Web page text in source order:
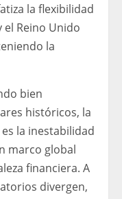
la flexibilidad
Reino Unido
la
bien
históricos, la
la inestabilidad
marco global
financiera. A
divergen,